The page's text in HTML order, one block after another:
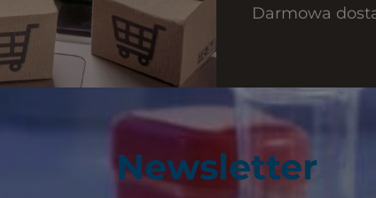
Darmowa
Newsletter